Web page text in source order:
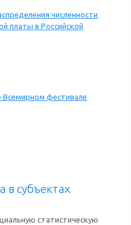
численности
платы в Российской
Всемирном фестивале
субъектах
статистическую